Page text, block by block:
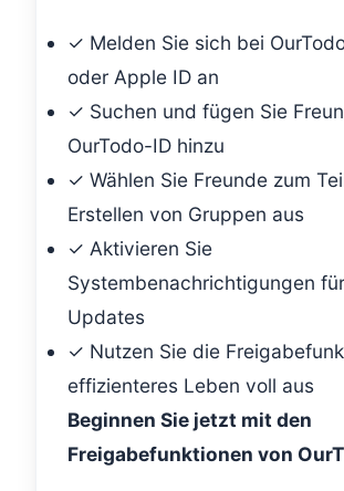
✓ Melden Sie sich bei
oder Apple ID an
✓ Suchen und fügen Sie
OurTodo-ID hinzu
✓ Wählen Sie Freunde zum
Erstellen von Gruppen aus
✓ Aktivieren Sie
Systembenachrichtigungen
Updates
✓ Nutzen Sie die
effizienteres Leben voll aus
Beginnen Sie jetzt mit den
Freigabefunktionen von